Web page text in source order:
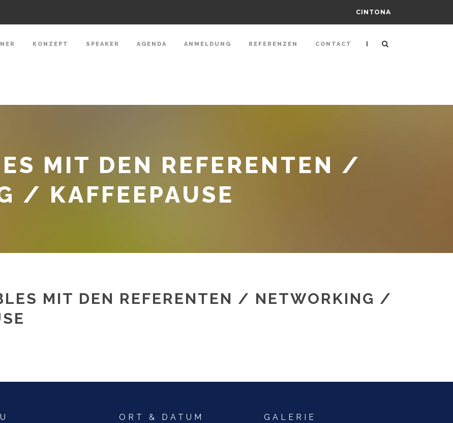
CINTONA
KONZEPT SPEAKER AGENDA ANMELDUNG REFERENZEN CONTACT |
MIT DEN REFERENTEN /
/ KAFFEEPAUSE
MIT DEN REFERENTEN / NETWORKING /
ORT & DATUM GALERIE